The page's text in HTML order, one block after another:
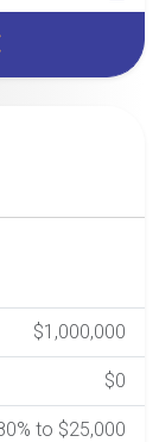
$1,000,000
$0
to $25,000